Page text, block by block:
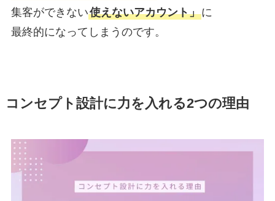
集客ができない使えないアカウント」に
最終的になってしまうのです。
コンセプト設計に力を入れる2つの理由